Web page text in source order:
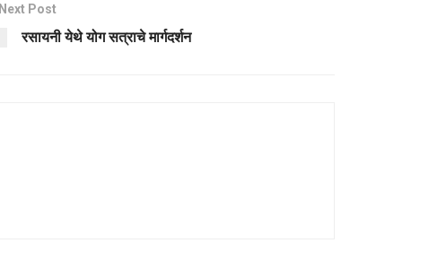
Next Post
रसायनी येथे योग सत्राचे मार्गदर्शन